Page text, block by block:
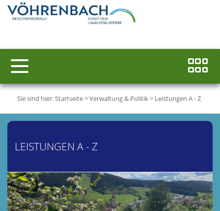
Sie sind hier:Startseite>Verwaltung & Politik> Leistungen A - Z
LEISTUNGEN A - Z